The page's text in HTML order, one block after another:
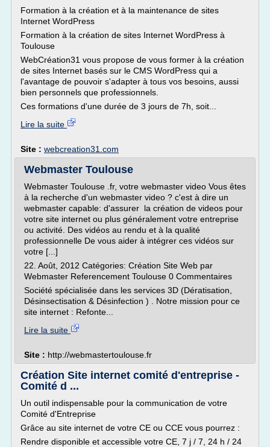
Formation à la création et à la maintenance de sites
Internet WordPress
Formation à la création de sites Internet WordPress à
Toulouse
WebCréation31 vous propose de vous former à la création
de sites Internet basés sur le CMS WordPress qui a
l'avantage de pouvoir s'adapter à tous vos besoins, aussi
bien personnels que professionnels.
Ces formations d'une durée de 3 jours de 7h, soit...
Lire la suite
Site : webcreation31.com
Webmaster Toulouse
Webmaster Toulouse .fr, votre webmaster video Vous êtes
à la recherche d'un webmaster video ? c'est à dire un
webmaster capable: d'assurer la création de videos pour
votre site internet ou plus généralement votre entreprise
ou activité. Des vidéos au rendu et à la qualité
professionnelle De vous aider à intégrer ces vidéos sur
votre [...]
22. Août, 2012 Catégories: Création Site Web par
Webmaster Referencement Toulouse 0 Commentaires
Société spécialisée dans les services 3D (Dératisation,
Désinsectisation & Désinfection ) . Notre mission pour ce
site internet : Refonte...
Lire la suite
Site : http://webmastertoulouse.fr
Création Site internet comité d'entreprise -
Comité d ...
Un outil indispensable pour la communication de votre
Comité d'Entreprise
Grâce au site internet de votre CE ou CCE vous pourrez :
Rendre disponible et accessible votre CE, 7 j / 7, 24 h / 24